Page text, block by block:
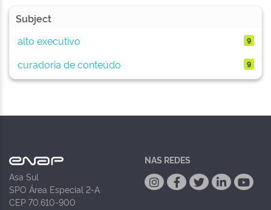
Subject
alto executivo
9
curadoria de conteúdo 9
Asa Sul
SPO Área Especial 2-A
CEP 70.610-900
NAS REDES